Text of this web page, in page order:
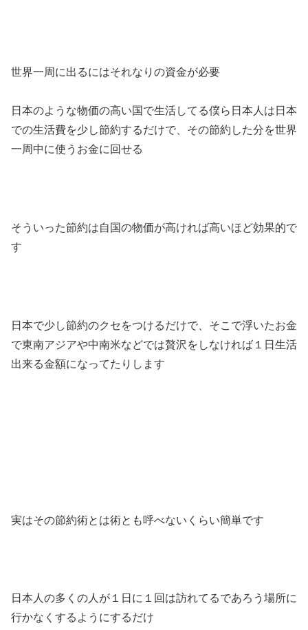
世界一周に出るにはそれなりの資金が必要
日本のような物価の高い国で生活してる僕ら日本人は日本
での生活費を少し節約するだけで、その節約した分を世界
一周中に使うお金に回せる
そういった節約は自国の物価が高ければ高いほど効果的で
す
日本で少し節約のクセをつけるだけで、そこで浮いたお金
で東南アジアや中南米などでは贅沢をしなければ１日生活
出来る金額になってたりします
実はその節約術とは術とも呼べないくらい簡単です
日本人の多くの人が１日に１回は訪れてるであろう場所に
行かなくするようにするだけ